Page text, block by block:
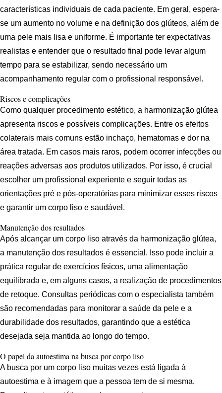
características individuais de cada paciente. Em geral, espera-
se um aumento no volume e na definição dos glúteos, além de
uma pele mais lisa e uniforme. É importante ter expectativas
realistas e entender que o resultado final pode levar algum
tempo para se estabilizar, sendo necessário um
acompanhamento regular com o profissional responsável.
Riscos e complicações
Como qualquer procedimento estético, a harmonização glútea
apresenta riscos e possíveis complicações. Entre os efeitos
colaterais mais comuns estão inchaço, hematomas e dor na
área tratada. Em casos mais raros, podem ocorrer infecções ou
reações adversas aos produtos utilizados. Por isso, é crucial
escolher um profissional experiente e seguir todas as
orientações pré e pós-operatórias para minimizar esses riscos
e garantir um corpo liso e saudável.
Manutenção dos resultados
Após alcançar um corpo liso através da harmonização glútea,
a manutenção dos resultados é essencial. Isso pode incluir a
prática regular de exercícios físicos, uma alimentação
equilibrada e, em alguns casos, a realização de procedimentos
de retoque. Consultas periódicas com o especialista também
são recomendadas para monitorar a saúde da pele e a
durabilidade dos resultados, garantindo que a estética
desejada seja mantida ao longo do tempo.
O papel da autoestima na busca por corpo liso
A busca por um corpo liso muitas vezes está ligada à
autoestima e à imagem que a pessoa tem de si mesma.